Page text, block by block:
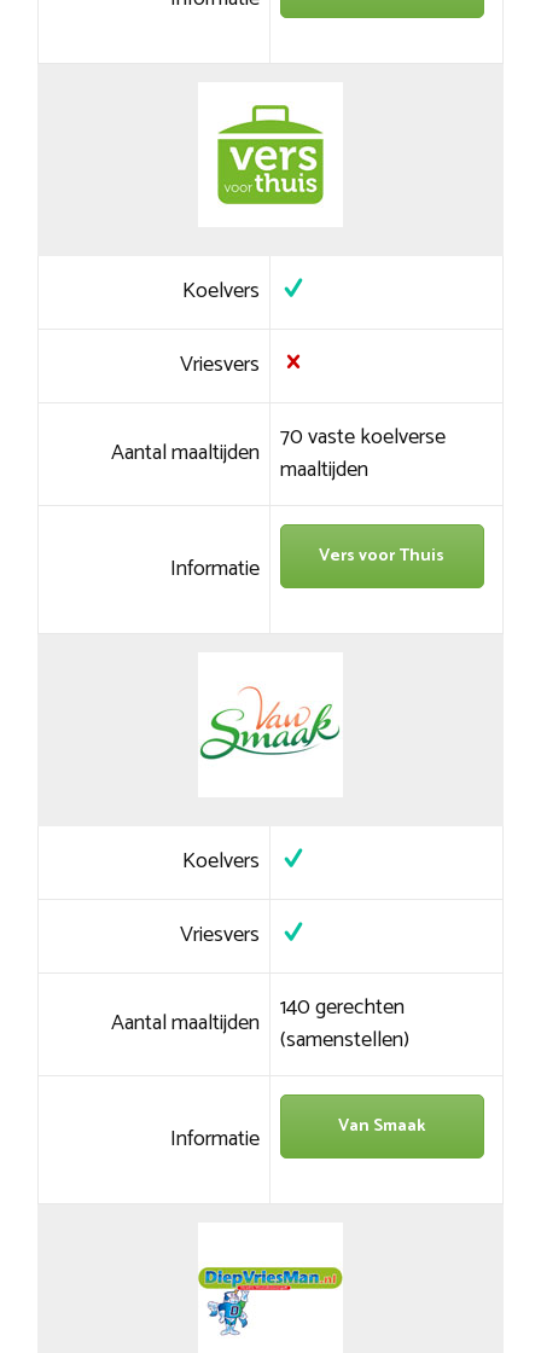
Koelvers
Vriesvers
Aantal maaltijden 70 vaste koelverse
maaltijden
Informatie Vers voor Thuis
Koelvers
Vriesvers
Aantal maaltijden 140 gerechten
(samenstellen)
Informatie Van Smaak